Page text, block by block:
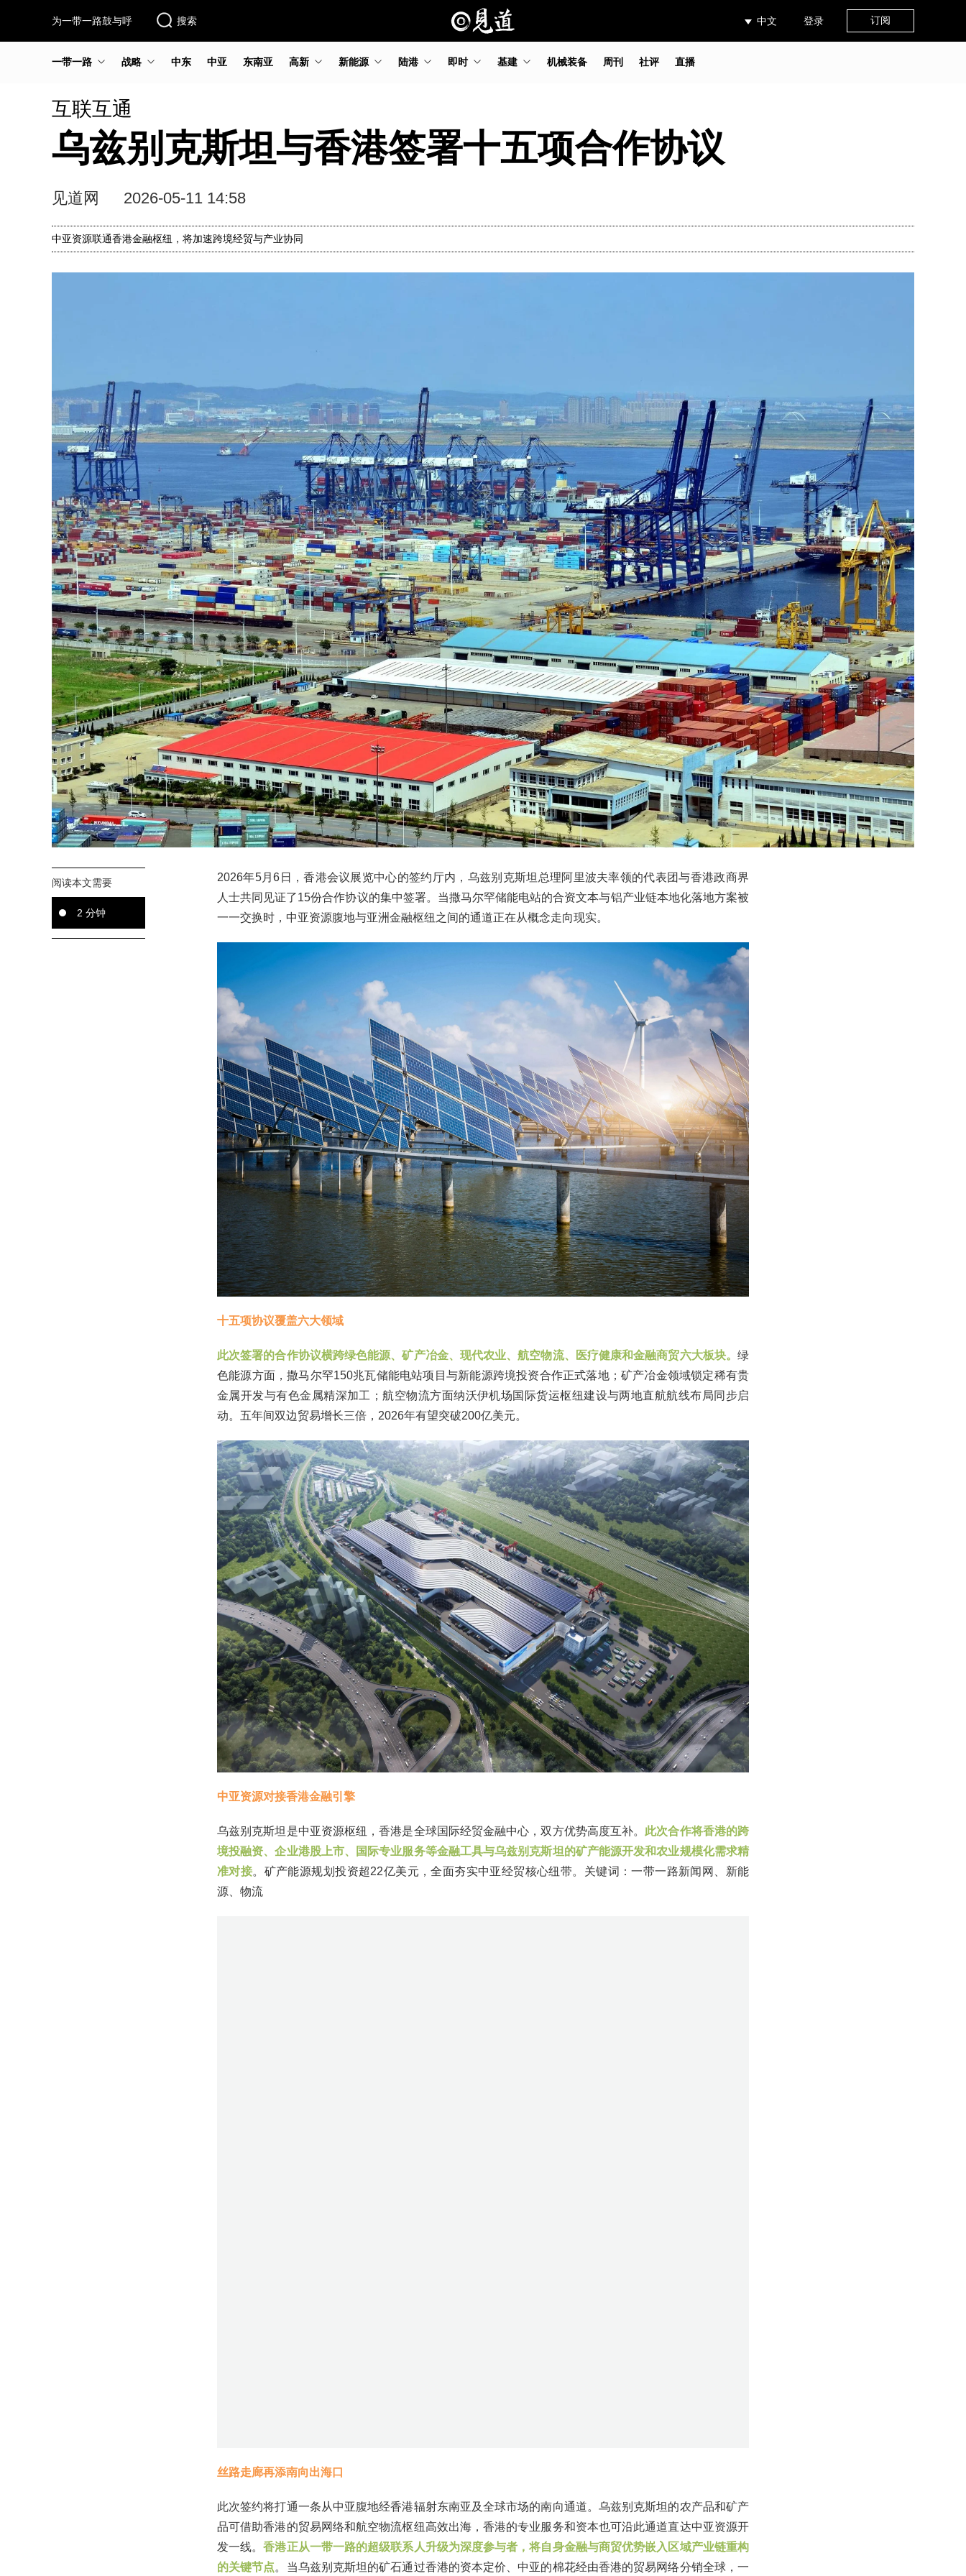
为一带一路鼓与呼 搜索 中文 登录 订阅
一带一路 战略 中东 中亚 东南亚 高新 新能源 陆港 即时 基建 机械装备 周刊 社评 直播
互联互通
乌兹别克斯坦与香港签署十五项合作协议
见道网 2026-05-11 14:58
中亚资源联通香港金融枢纽，将加速跨境经贸与产业协同
阅读本文需要
2 分钟
2026年5月6日，香港会议展览中心的签约厅内，乌兹别克斯坦总理阿里波夫率领的代表团与香港政商界
人士共同见证了15份合作协议的集中签署。当撒马尔罕储能电站的合资文本与铝产业链本地化落地方案被
一一交换时，中亚资源腹地与亚洲金融枢纽之间的通道正在从概念走向现实。
十五项协议覆盖六大领域
此次签署的合作协议横跨绿色能源、矿产冶金、现代农业、航空物流、医疗健康和金融商贸六大板块。 绿
色能源方面，撒马尔罕150兆瓦储能电站项目与新能源跨境投资合作正式落地；矿产冶金领域锁定稀有贵
金属开发与有色金属精深加工；航空物流方面纳沃伊机场国际货运枢纽建设与两地直航航线布局同步启
动。五年间双边贸易增长三倍，2026年有望突破200亿美元。
中亚资源对接香港金融引擎
乌兹别克斯坦是中亚资源枢纽，香港是全球国际经贸金融中心，双方优势高度互补。 此次合作将香港的跨
境投融资、企业港股上市、国际专业服务等金融工具与乌兹别克斯坦的矿产能源开发和农业规模化需求精
准对接。矿产能源规划投资超22亿美元，全面夯实中亚经贸核心纽带。关键词：一带一路新闻网、新能
源、物流
评论